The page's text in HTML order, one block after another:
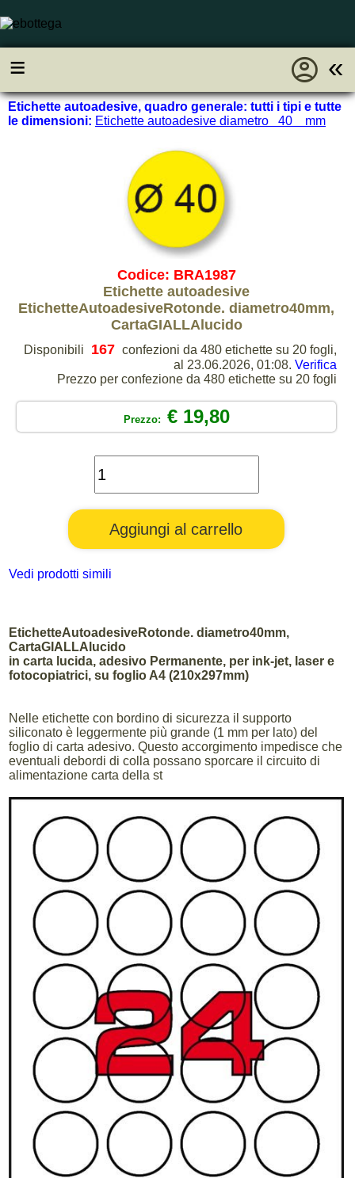
≡ «
account_circle
Etichette autoadesive, quadro generale: tutti i tipi e tutte
le dimensioni: Etichette autoadesive diametro 40 mm
Codice: BRA1987
Etichette autoadesive
EtichetteAutoadesiveRotonde. diametro40mm,
CartaGIALLAlucido
Disponibili 167 confezioni da 480 etichette su 20 fogli,
al 23.06.2026, 01:08. Verifica
Prezzo per confezione da 480 etichette su 20 fogli
Prezzo: € 19,80
Vedi prodotti simili
EtichetteAutoadesiveRotonde. diametro40mm,
CartaGIALLAlucido
in carta lucida, adesivo Permanente, per ink-jet, laser e
fotocopiatrici, su foglio A4 (210x297mm)
Nelle etichette con bordino di sicurezza il supporto
siliconato è leggermente più grande (1 mm per lato) del
foglio di carta adesivo. Questo accorgimento impedisce che
eventuali debordi di colla possano sporcare il circuito di
alimentazione carta della st